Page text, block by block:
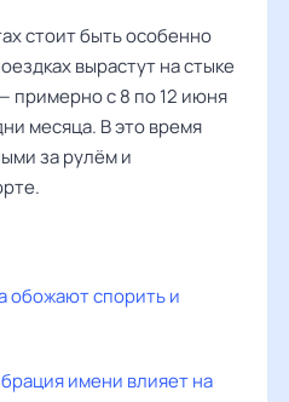
стоит быть особенно
вырастут на стыке
примерно с 8 по 12 июня
месяца. В это время
за рулём и
обожают спорить и
имени влияет на